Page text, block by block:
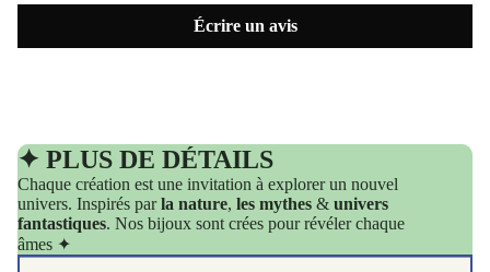
Écrire un avis
✦ PLUS DE DÉTAILS
Chaque création est une invitation à explorer un nouvel
univers. Inspirés parla nature, les mythes & univers
fantastiques. Nos bijoux sont crées pour révéler chaque
âmes ✦